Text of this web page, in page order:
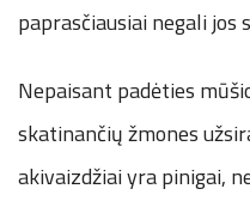
paprasčiausiai negali jos
Nepaisant padėties
skatinančių žmones
akivaizdžiai yra pinigai,